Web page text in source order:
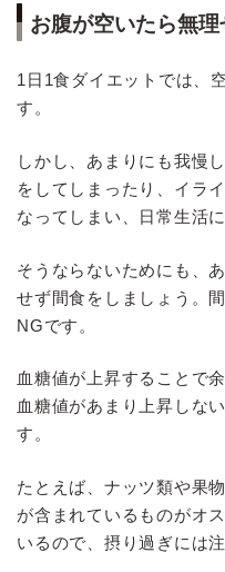
お腹が空いたら無
1日1食ダイエットでは、
す。
しかし、あまりにも我慢
をしてしまったり、イラ
なってしまい、日常生活
そうならないためにも、
せず間食をしましょう。
NGです。
血糖値が上昇することで
血糖値があまり上昇しな
す。
たとえば、ナッツ類や果
が含まれているものがオ
いるので、摂り過ぎには